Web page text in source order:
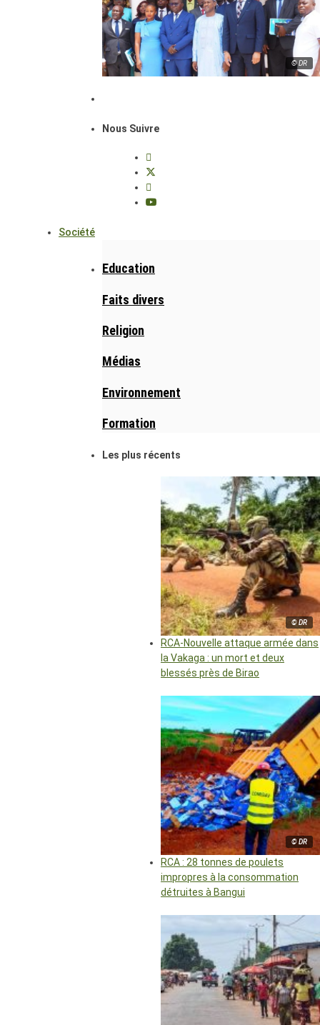
© DR
Nous Suivre
Société
Education
Faits divers
Religion
Médias
Environnement
Formation
Les plus récents
© DR
RCA-Nouvelle attaque armée dans
la Vakaga : un mort et deux
blessés près de Birao
© DR
RCA : 28 tonnes de poulets
impropres à la consommation
détruites à Bangui